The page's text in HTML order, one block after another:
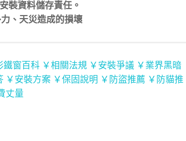
窗.貓門.防霾紗網安裝實績
辦法申請保固服務，高高順鐵工有對客戶安裝
裝資料儲存責任。
、天災造成的損壞